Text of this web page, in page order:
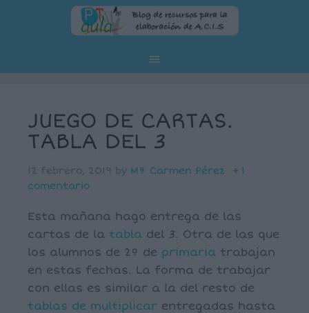
JUEGO DE CARTAS.
TABLA DEL 3
12 febrero, 2019 by Mª Carmen Pérez
1
comentario
Esta mañana hago entrega de las
cartas de la tabla del 3. Otra de las que
los alumnos de 2º de primaria trabajan
en estas fechas. La forma de trabajar
con ellas es similar a la del resto de
tablas de multiplicar entregadas hasta